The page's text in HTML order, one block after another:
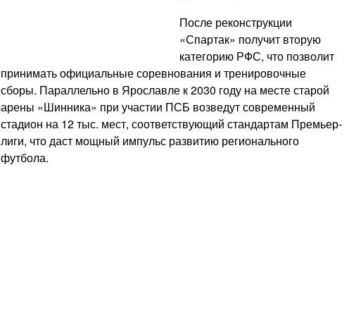
После реконструкции
«Спартак» получит вторую
категорию РФС, что позволит
принимать официальные соревнования и тренировочные
сборы. Параллельно в Ярославле к 2030 году на месте старой
арены «Шинника» при участии ПСБ возведут современный
стадион на 12 тыс. мест, соответствующий стандартам Премьер-
лиги, что даст мощный импульс развитию регионального
футбола.